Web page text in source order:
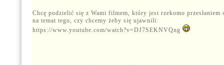
Chcę podzielić się z Wami filmem, który jest rzekomo
na temat tego, czy chcemy żeby się ujawnili:
https://www.youtube.com/watch?v=DJ7SEKNVQng